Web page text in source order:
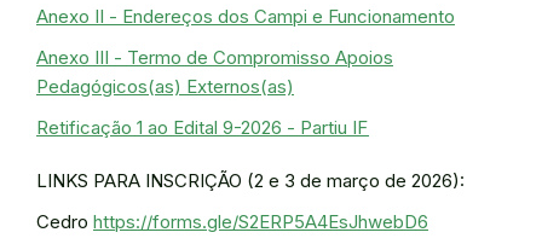
Anexo II - Endereços dos Campi e Funcionamento
Anexo III - Termo de Compromisso Apoios
Pedagógicos(as) Externos(as)
Retificação 1 ao Edital 9-2026 - Partiu IF
LINKS PARA INSCRIÇÃO (2 e 3 de março de 2026):
Cedro https://forms.gle/S2ERP5A4EsJhwebD6